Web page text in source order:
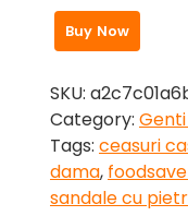
Buy Now
SKU:
Category:
Tags: ceasuri
dama,
sandale cu